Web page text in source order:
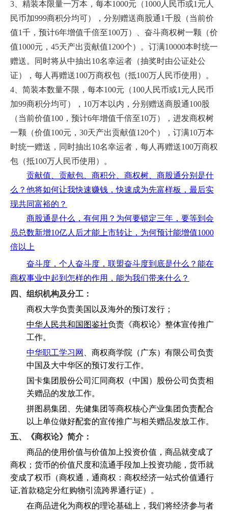
3、精装本限量一万本，每本1000元 （1000人民币或1元人
民币加999商积分均可）
，分别赠送商股通1千股 （当前价
值1千，预计6年增值千倍至100万）
、奋斗商权树一颗（价
值1000元，45天产出贡献值1200个）。订满10000本时统一
赠送。同时将从中抽出10名幸运者（抽奖时由公证处公
证），每人再赠送100万商权包（抵100万人民币使用）。
4、简装本数量不限，每本100元 （100人民币或1元人民币
加99商积分均可）
，10万本以内，分别赠送商股通100股
（当前价值100，预计6年增值千倍至10万）
，进发商权树
一颗（价值100元，30天产出贡献值120个），订满10万本
时统一赠送，同时抽出10名幸运者，每人再赠送100万商权
包（抵100万人民币使用）。
贡献值、贡献包、商积分、商权树、商股通分别是什
么？他将如何让我快速赚钱，快速成为先富样板，最后实
现共同富裕的？
商股通是什么，有何用？为何要锁定三年，要等到会
员总数新增10亿人后才能上市转让，为何预计能增值1000
倍以上
奋斗度，个人奋斗度，联盟奋斗度到底是什么？能在
商权事业中起到怎样的作用，能为我们带来什么？
四、组织机构及分工：
商权大学负责美国以及海外的预订发行；
中华人民共和国图鉴社负责《商权论》整体宣传推广
工作。
中华职工学习网
、商权商学院（广东）有限公司负责
中国及大中华区的预订发行工作。
国卡集团股份公司汇同商权（中国）股份公司负责相
关赠品的发放工作。
拼图易集团、先健集团等商权核心产业集团负责配合
以上单位做好配套的宣传推广与相关赠品发放工作。
五、《商权论》简介：
商品的使用价值与价值加上投资价值，商品就变成了
商权；货币的价值尺度和流通手段加上投资功能，货币就
变成了权币（商权通，通商权：商权经济一站式价值通行
证,首款稳定分红购物引流跨界通行证）。
在商品进化为商权的理论基础上，我们将经济参与者